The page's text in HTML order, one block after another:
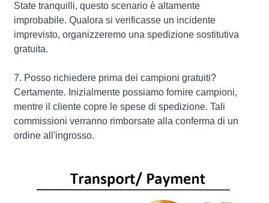
State tranquilli, questo scenario è altamente
improbabile. Qualora si verificasse un incidente
imprevisto, organizzeremo una spedizione sostitutiva
gratuita.
7. Posso richiedere prima dei campioni gratuiti?
Certamente. Inizialmente possiamo fornire campioni,
mentre il cliente copre le spese di spedizione. Tali
commissioni verranno rimborsate alla conferma di un
ordine all'ingrosso.